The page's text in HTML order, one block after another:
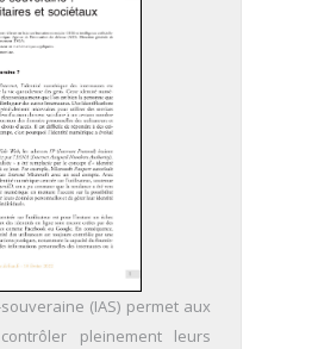
(IAS) permet aux
pleinement leurs